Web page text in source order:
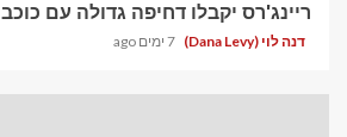
ריינג'רס יקבלו דחיפה גדולה עם כוכב SS אמור לחזור
דנה לוי (Dana Levy) 7 ימים ago